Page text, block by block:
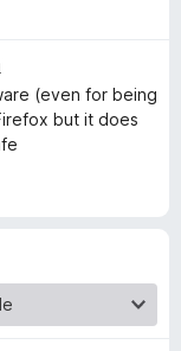
(even for being
but it does